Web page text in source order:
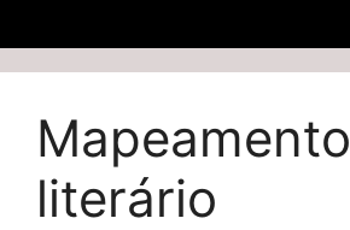
Mapeamento
literário